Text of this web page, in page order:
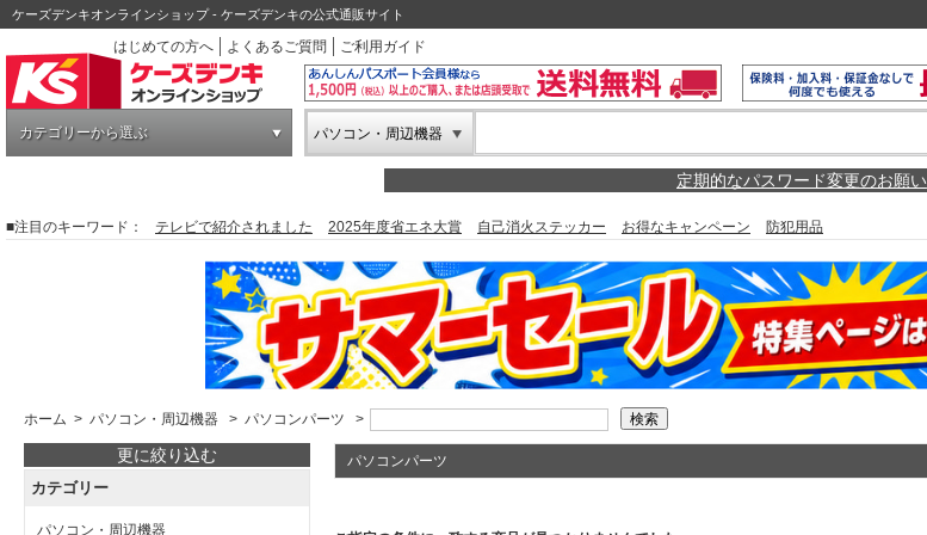
ケーズデンキオンラインショップ - ケーズデンキの公式通販サイト
はじめての方へ
よくあるご質問 ご利用ガイド
カテゴリーから選ぶ パソコン・周辺機器
定期的なパスワード変更のお願い
■注目のキーワード： テレビで紹介されました 2025年度省エネ大賞 自己消火ステッカー お得なキャンペーン 防犯用品
ホーム > パソコン・周辺機器 > パソコンパーツ >
更に絞り込む
カテゴリー
パソコン・周辺機器
パソコンパーツ